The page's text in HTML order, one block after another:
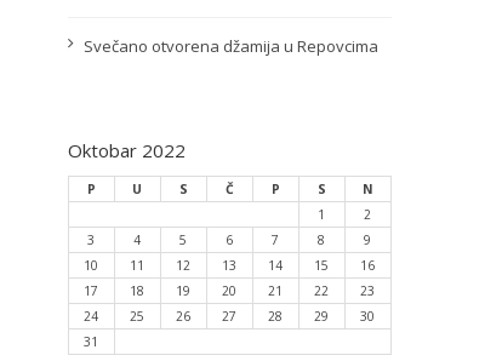
Svečano otvorena džamija u Repovcima
Oktobar 2022
P U S Č P S
N
1
2
3
4 5 6 7 8
9
10
11 12 13 14 15
16
17
18 19 20 21 22
23
24
25 26 27 28 29
30
31